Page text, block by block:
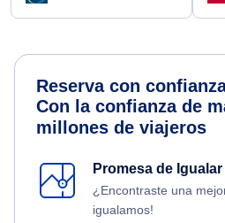
Reserva con
Con la confianza de
millones de viajeros
Promesa de
¿Encontraste una
igualamos!